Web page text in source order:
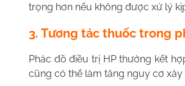
trọng hơn nếu không được xử lý
3. Tương tác thuốc trong
Phác đồ điều trị HP thường kết
cũng có thể làm tăng nguy cơ